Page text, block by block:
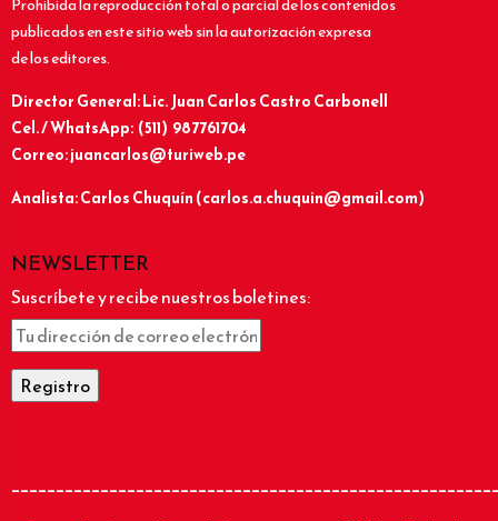
Prohibida la reproducción total o parcial de los contenidos
publicados en este sitio web sin la autorización expresa
de los editores.
Director General: Lic.Juan Carlos Castro Carbonell
Cel. / WhatsApp: (511) 987761704
Correo: juancarlos@turiweb.pe
Analista: Carlos Chuquín (carlos.a.chuquin@gmail.com)
NEWSLETTER
Suscríbete y recibe nuestros boletines: